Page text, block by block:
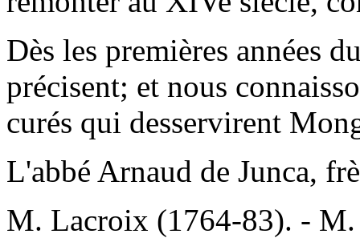
Dès les premières années
précisent; et nous
curés qui desservirent
L'abbé Arnaud de Junca,
M. Lacroix (1764-83). - M.